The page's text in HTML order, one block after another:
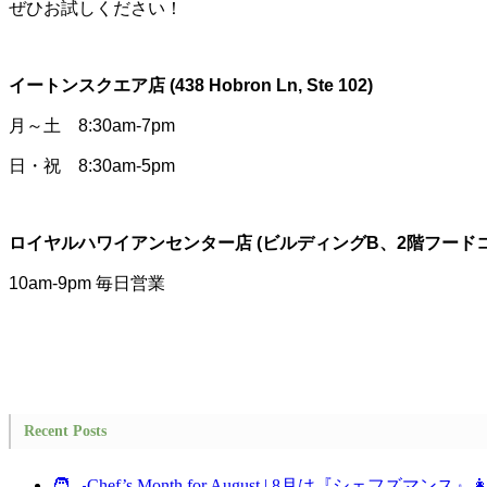
ぜひお試しください！
イートンスクエア店 (438 Hobron Ln, Ste 102)
月～土 8:30am-7pm
日・祝 8:30am-5pm
ロイヤルハワイアンセンター店 (ビルディングB、2階フード
10am-9pm 毎日営業
Recent Posts